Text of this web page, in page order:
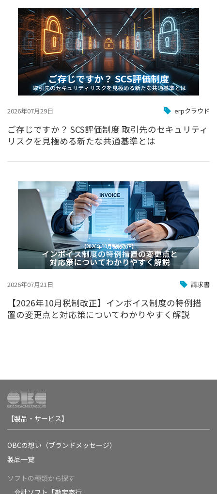
2026年07月29日 erpクラウド
ご存じですか？ SCS評価制度 取引先のセキュリティ
リスクを見極める新たな共通基準とは
2026年07月21日 請求書
【2026年10月税制改正】インボイス制度の特例措
置の変更点と対応策についてわかりやすく解説
【製品・サービス】
OBCの想い（ブランドメッセージ）
製品一覧
ソフトの種類から探す
会計ソフト「勘定奉行」